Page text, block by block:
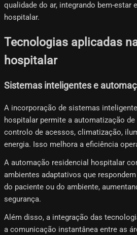
qualidade do ar, integrando bem-estar
hospitalar.
Tecnologias aplicadas
hospitalar
Sistemas inteligentes e
A incorporação de sistemas
hospitalar permite a automatização
controlo de acessos, climatização,
energia. Isso melhora a eficiência
A automação residencial hospitalar
ambientes adaptativos que
do paciente ou do ambiente,
segurança.
Além disso, a integração das
a comunicação instantânea entre as